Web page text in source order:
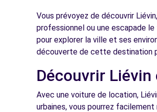
LENS, 62218
- CHRYS - LOISON-SOUS-LENS (C)
LENS, 62218
Vous prévoyez de découvrir
professionnel ou une escapade
pour explorer la ville et ses
découverte de cette destination
Découvrir
Avec une voiture de location,
urbaines, vous pourrez